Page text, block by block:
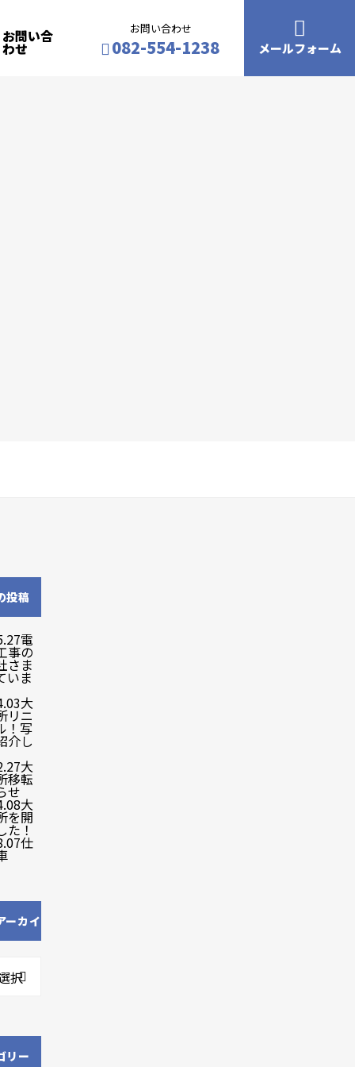
お問い合
わせ
お問い合わせ
082-554-1238 メールフォーム
投稿
電
事の
さま
いま
大
リニ
！写
介し
大
移転
せ
大
を開
た！
仕
ーカイ
択
リー